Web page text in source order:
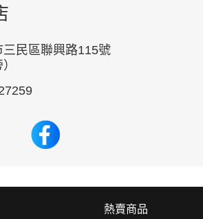
三民區聯興路115號
熱賣商品